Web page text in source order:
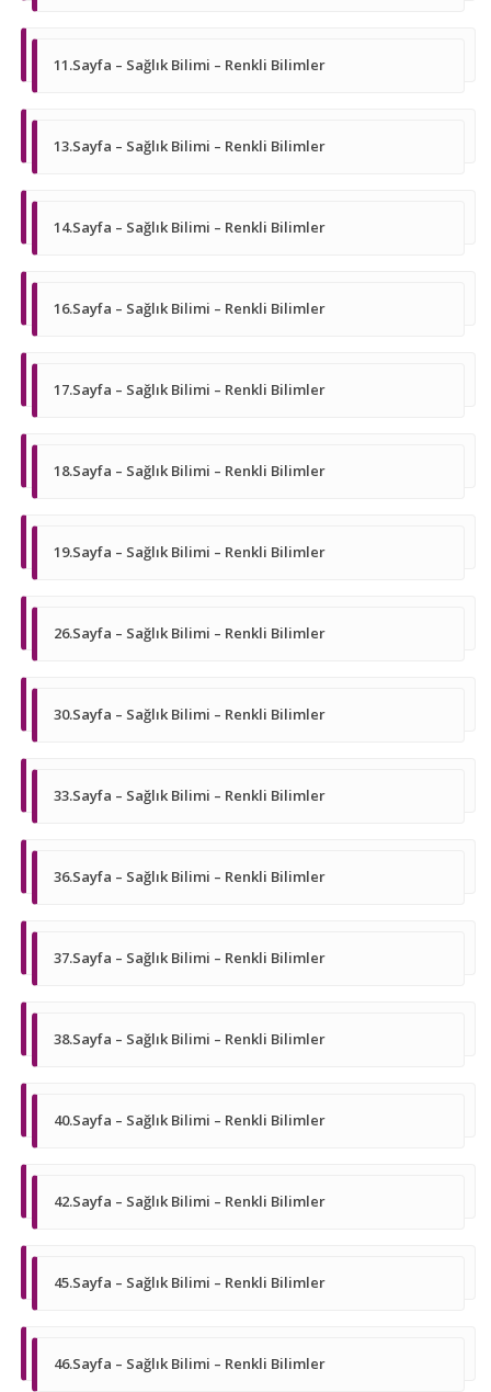
11.Sayfa – Sağlık Bilimi – Renkli Bilimler
13.Sayfa – Sağlık Bilimi – Renkli Bilimler
14.Sayfa – Sağlık Bilimi – Renkli Bilimler
16.Sayfa – Sağlık Bilimi – Renkli Bilimler
17.Sayfa – Sağlık Bilimi – Renkli Bilimler
18.Sayfa – Sağlık Bilimi – Renkli Bilimler
19.Sayfa – Sağlık Bilimi – Renkli Bilimler
26.Sayfa – Sağlık Bilimi – Renkli Bilimler
30.Sayfa – Sağlık Bilimi – Renkli Bilimler
33.Sayfa – Sağlık Bilimi – Renkli Bilimler
36.Sayfa – Sağlık Bilimi – Renkli Bilimler
37.Sayfa – Sağlık Bilimi – Renkli Bilimler
38.Sayfa – Sağlık Bilimi – Renkli Bilimler
40.Sayfa – Sağlık Bilimi – Renkli Bilimler
42.Sayfa – Sağlık Bilimi – Renkli Bilimler
45.Sayfa – Sağlık Bilimi – Renkli Bilimler
46.Sayfa – Sağlık Bilimi – Renkli Bilimler